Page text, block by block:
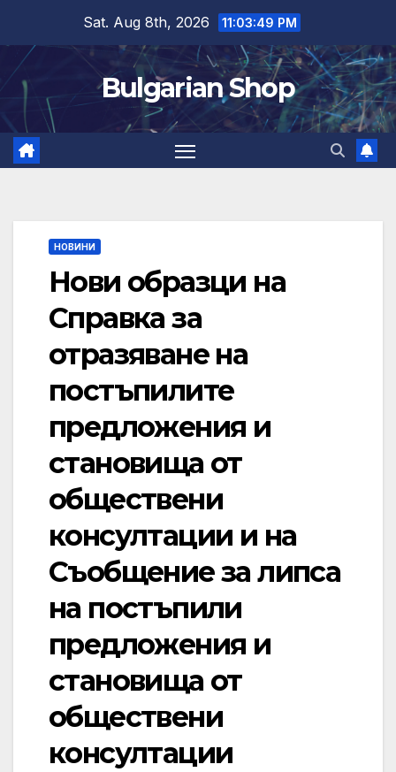
content
Sat. Aug 8th, 2026 11:03:49 PM
Bulgarian Shop
НОВИНИ
Нови образци на
Справка за
отразяване на
постъпилите
предложения и
становища от
обществени
консултации и на
Съобщение за липса
на постъпили
предложения и
становища от
обществени
консултации